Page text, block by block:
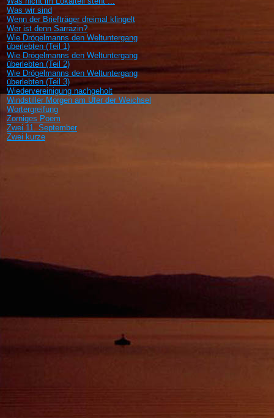
Was wir sind
Wenn der Briefträger dreimal klingelt
Wer ist denn Sarrazin?
Wie Drögelmanns den Weltuntergang
überlebten (Teil 1)
Wie Drögelmanns den Weltuntergang
überlebten (Teil 2)
Wie Drögelmanns den Weltuntergang
überlebten (Teil 3)
Wiedervereinigung nachgeholt
Windstiller Morgen am Ufer der Weichsel
Wortergreifung
Zorniges Poem
Zwei 11. September
Zwei kurze